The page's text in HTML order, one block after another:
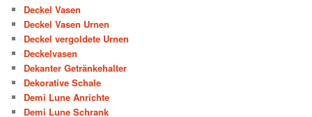
Deckel Vasen
Deckel Vasen Urnen
Deckel vergoldete Urnen
Deckelvasen
Dekanter Getränkehalter
Dekorative Schale
Demi Lune Anrichte
Demi Lune Schrank